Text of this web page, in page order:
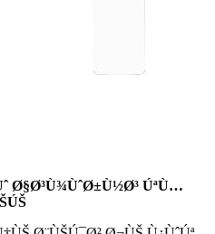
Ø§Ø³Ù¾ÙˆØ±Ù½Ø³ ÚªÙ…